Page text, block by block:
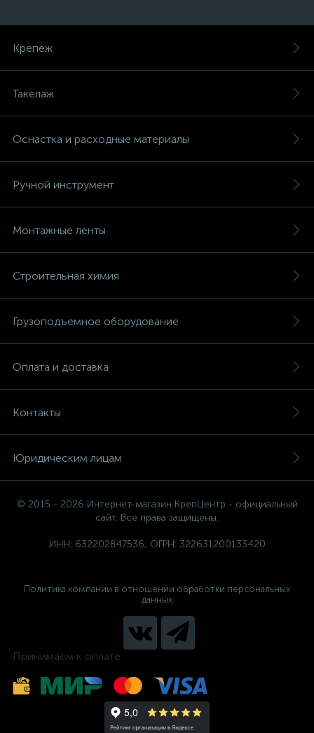
Крепеж
Такелаж
Оснастка и расходные материалы
Ручной инструмент
Монтажные ленты
Строительная химия
Грузоподъемное оборудование
Оплата и доставка
Контакты
Юридическим лицам
© 2015 - 2026 Интернет-магазин КрепЦентр - официальный
сайт. Все права защищены.
ИНН: 632202847536, ОГРН: 322631200133420
Политика компании в отношении обработки персональных
данных
Принимаем к оплате: